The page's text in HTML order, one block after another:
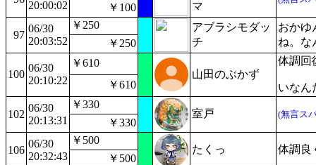
20:00:02
マ
￥100
97
06/30
20:03:52
￥250
アブラシモダッ
チ
おかゆ
ね。な
￥250
100
06/30
20:10:22
￥610
山田のぶかず
体調回
いなん
￥610
102
06/30
20:13:31
￥330
室戸 (無言ス
￥330
106
06/30
20:32:43
￥500
たくっ 体調良
￥500